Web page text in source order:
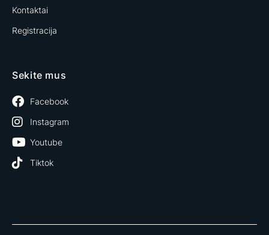
Kontaktai
Registracija
Sekite mus
Facebook
Instagram
Youtube
Tiktok